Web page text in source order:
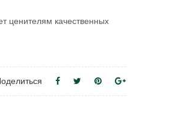
ценителям качественных